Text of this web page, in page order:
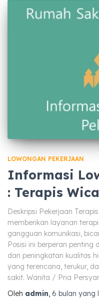
LOWONGAN PEKERJAAN
Informasi
: Terapis
Deskripsi Pekerjaan
memberikan layanan
gangguan komunikasi,
Posisi ini berperan penting
dan peningkatan kualitas
yang terencana, terukur,
sakit. Wanita / Pria
Oleh admin 6 bulan yang